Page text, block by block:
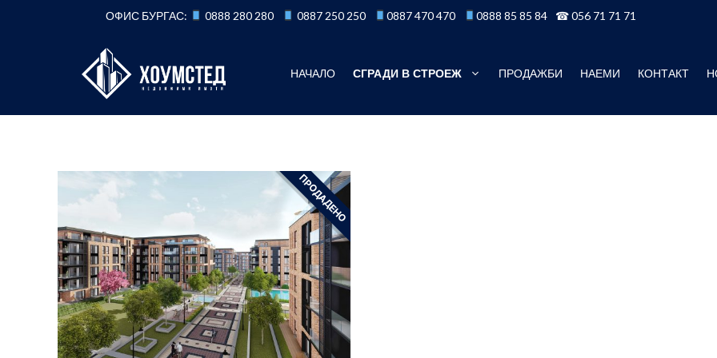
ОФИС БУРГАС: 0888 280 280 0887 250 250 0887 470 470 0888 85 85 84 ☎ 056 71 71 71
НАЧАЛО СГРАДИ В СТРОЕЖ ПРОДАЖБИ НАЕМИ КОНТАКТ
ПРОДАДЕНО